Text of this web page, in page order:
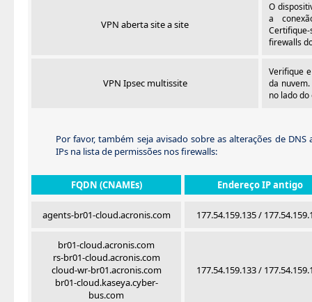
VPN aberta site a site
O
a
firewalls
VPN Ipsec multissite
Verifique
da
no lado
Por favor, também seja avisado sobre as alterações de
IPs na lista de permissões nos firewalls:
FQDN (CNAMEs) Endereço IP antigo
agents-br01-cloud.acronis.com 177.54.159.135 /
br01-cloud.acronis.com
rs-br01-cloud.acronis.com
cloud-wr-br01.acronis.com
br01-cloud.kaseya.cyber-
bus.com
177.54.159.133 /